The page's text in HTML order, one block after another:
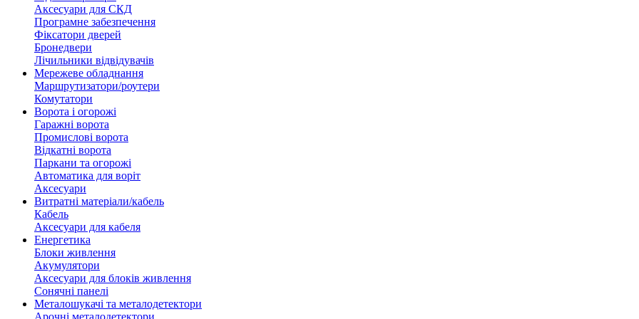
Аксесуари для СКД
Програмне забезпечення
Фіксатори дверей
Бронедвери
Лічильники відвідувачів
Мережеве обладнання
Маршрутизатори/роутери
Комутатори
Ворота і огорожі
Гаражні ворота
Промислові ворота
Відкатні ворота
Паркани та огорожі
Автоматика для воріт
Аксесуари
Витратні матеріали/кабель
Кабель
Аксесуари для кабеля
Енергетика
Блоки живлення
Акумулятори
Аксесуари для блоків живлення
Сонячні панелі
Металошукачі та металодетектори
Арочні металодетектори